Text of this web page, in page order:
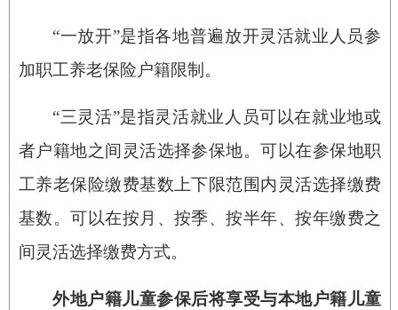
“一放开”是指各地普遍放开灵活就业人员参
加职工养老保险户籍限制。
“三灵活”是指灵活就业人员可以在就业地或
者户籍地之间灵活选择参保地。可以在参保地职
工养老保险缴费基数上下限范围内灵活选择缴费
基数。可以在按月、按季、按半年、按年缴费之
间灵活选择缴费方式。
外地户籍儿童参保后将享受与本地户籍儿童